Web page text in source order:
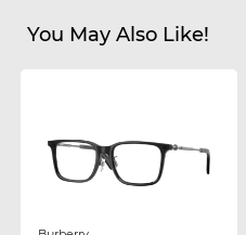
You May Also Like!